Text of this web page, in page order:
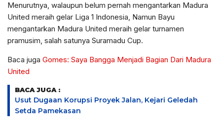
Menurutnya, walaupun belum pernah mengantarkan Madura
United meraih gelar Liga 1 Indonesia, Namun Bayu
mengantarkan Madura United meraih gelar turnamen
pramusim, salah satunya Suramadu Cup.
Baca juga Gomes: Saya Bangga Menjadi Bagian Dari Madura
United
BACA JUGA :
Usut Dugaan Korupsi Proyek Jalan, Kejari Geledah
Setda Pamekasan